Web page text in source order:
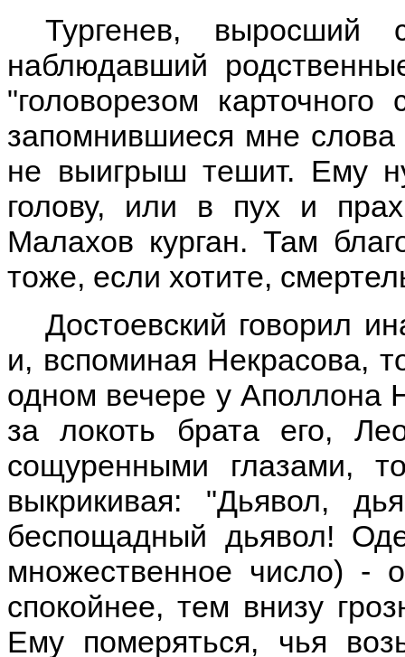
Тургенев,
наблюдавший
"головорезом
запомнившиеся мне слова
не выигрыш тешит. Ему
голову, или в пух и
Малахов курган. Там
тоже, если хотите,
Достоевский говорил
и, вспоминая Некрасова,
одном вечере у Аполлона
за локоть брата его,
сощуренными глазами,
выкрикивая: "Дьявол,
беспощадный дьявол!
множественное число) -
спокойнее, тем внизу
Ему померяться, чья